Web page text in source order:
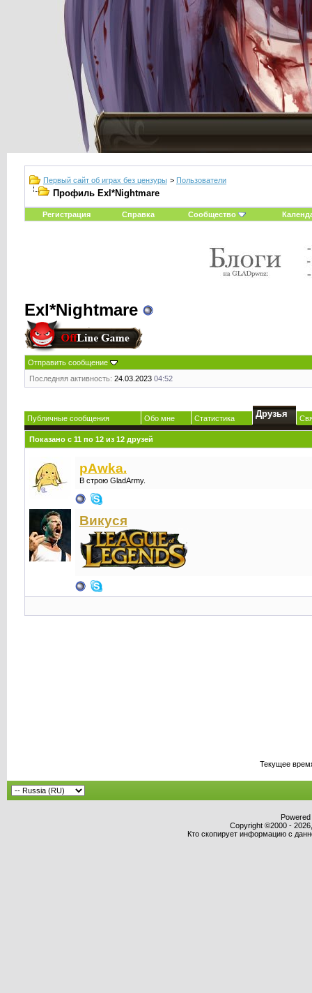
Первый сайт об играх без цензуры > Пользователи
Профиль Exl*Nightmare
Регистрация Справка Сообщество
Exl*Nightmare
Отправить сообщение
Последняя активность: 24.03.2023 04:52
Публичные сообщения Обо мне Статистика Друзья
Показано с 11 по 12 из 12 друзей
pAwka.
В строю GladArmy.
Викуся
Текущее
Copyright ©2000 -
Кто скопирует информацию с